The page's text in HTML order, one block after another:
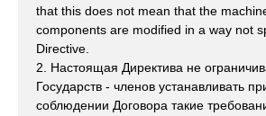
that this does not mean that the
components are modified in a way not
Directive.
2. Настоящая Директива не
Государств - членов устанавливать
соблюдении Договора такие